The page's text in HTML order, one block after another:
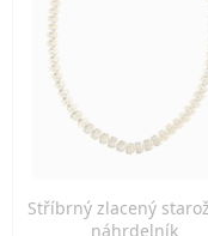
Stříbrný zlacený
náhrdelník